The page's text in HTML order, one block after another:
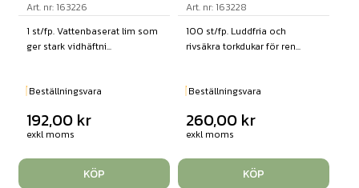
Art. nr: 163226
1 st/fp. Vattenbaserat lim som
ger stark vidhäftni...
Beställningsvara
192,00 kr
exkl moms
KÖP
Art. nr: 163228
100 st/fp. Luddfria och
rivsäkra torkdukar för ren...
Beställningsvara
260,00 kr
exkl moms
KÖP